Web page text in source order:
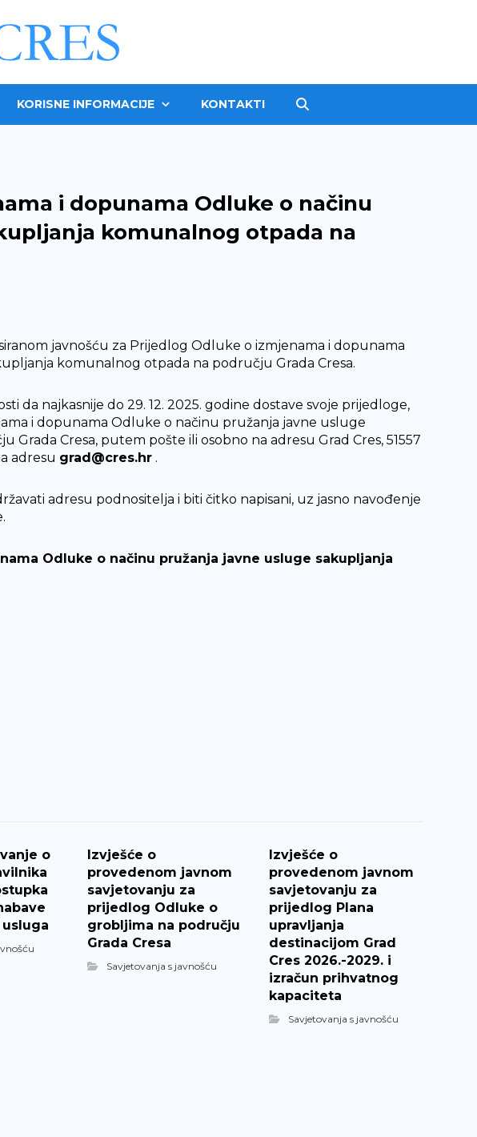
KORISNE INFORMACIJE KONTAKTI
i dopunama Odluke o načinu
komunalnog otpada na
javnošću za Prijedlog Odluke o izmjenama i dopunama
komunalnog otpada na području Grada Cresa.
da najkasnije do 29. 12. 2025. godine dostave svoje prijedloge,
i dopunama Odluke o načinu pružanja javne usluge
Cresa, putem pošte ili osobno na adresu Grad Cres, 51557
adresu grad@cres.hr.
adresu podnositelja i biti čitko napisani, uz jasno navođenje
Odluke o načinu pružanja javne usluge sakupljanja
o
Izvješće o
provedenom javnom
savjetovanju za
prijedlog Odluke o
grobljima na području
Grada Cresa
Savjetovanja s javnošću
Izvješće o
provedenom javnom
savjetovanju za
prijedlog Plana
upravljanja
destinacijom Grad
Cres 2026.-2029. i
izračun prihvatnog
kapaciteta
Savjetovanja s javnošću